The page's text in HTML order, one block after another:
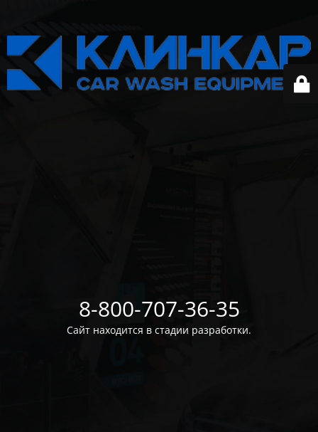
8-800-707-36-35
Сайт находится в стадии разработки.